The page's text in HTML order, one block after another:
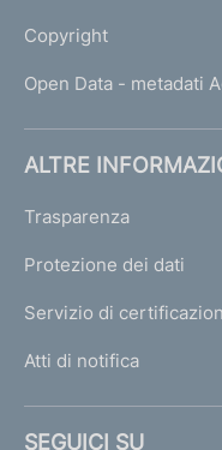
Copyright
Open Data - metadati
ALTRE
Trasparenza
Protezione dei dati
Servizio di
Atti di notifica
SEGUICI SU